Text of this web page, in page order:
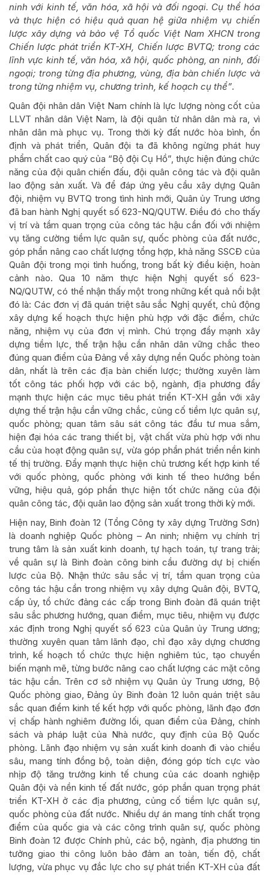
ninh với kinh tế, văn hóa, xã hội và đối ngoại. Cụ thể hóa
và thực hiện có hiệu quả quan hệ giữa nhiệm vụ chiến
lược xây dựng và bảo vệ Tổ quốc Việt Nam XHCN trong
Chiến lược phát triển KT-XH, Chiến lược BVTQ; trong các
lĩnh vực kinh tế, văn hóa, xã hội, quốc phòng, an ninh, đối
ngoại; trong từng địa phương, vùng, địa bàn chiến lược và
trong từng nhiệm vụ, chương trình, kế hoạch cụ thể”.
Quân đội nhân dân Việt Nam chính là lực lượng nòng cốt của
LLVT nhân dân Việt Nam, là đội quân từ nhân dân mà ra, vì
nhân dân mà phục vụ. Trong thời kỳ đất nước hòa bình, ổn
định và phát triển, Quân đội ta đã không ngừng phát huy
phẩm chất cao quý của “Bộ đội Cụ Hồ”, thực hiện đúng chức
năng của đội quân chiến đấu, đội quân công tác và đội quân
lao động sản xuất. Và để đáp ứng yêu cầu xây dựng Quân
đội, nhiệm vụ BVTQ trong tình hình mới, Quân ủy Trung ương
đã ban hành Nghị quyết số 623-NQ/QUTW. Điều đó cho thấy
vị trí và tầm quan trọng của công tác hậu cần đối với nhiệm
vụ tăng cường tiềm lực quân sự, quốc phòng của đất nước,
góp phần nâng cao chất lượng tổng hợp, khả năng SSCĐ của
Quân đội trong mọi tình huống, trong bất kỳ điều kiện, hoàn
cảnh nào. Qua 10 năm thực hiện Nghị quyết số 623-
NQ/QUTW, có thể nhận thấy một trong những kết quả nổi bật
đó là: Các đơn vị đã quán triệt sâu sắc Nghị quyết, chủ động
xây dựng kế hoạch thực hiện phù hợp với đặc điểm, chức
năng, nhiệm vụ của đơn vị mình. Chú trọng đẩy mạnh xây
dựng tiềm lực, thế trận hậu cần nhân dân vững chắc theo
đúng quan điểm của Đảng về xây dựng nền Quốc phòng toàn
dân, nhất là trên các địa bàn chiến lược; thường xuyên làm
tốt công tác phối hợp với các bộ, ngành, địa phương đẩy
mạnh thực hiện các mục tiêu phát triển KT-XH gắn với xây
dựng thế trận hậu cần vững chắc, củng cố tiềm lực quân sự,
quốc phòng; quan tâm sâu sát công tác đầu tư mua sắm,
hiện đại hóa các trang thiết bị, vật chất vừa phù hợp với nhu
cầu của hoạt động quân sự, vừa góp phần phát triển nền kinh
tế thị trường. Đẩy mạnh thực hiện chủ trương kết hợp kinh tế
với quốc phòng, quốc phòng với kinh tế theo hướng bền
vững, hiệu quả, góp phần thực hiện tốt chức năng của đội
quân công tác, đội quân lao động sản xuất trong thời kỳ mới.
Hiện nay, Binh đoàn 12 (Tổng Công ty xây dựng Trường Sơn)
là doanh nghiệp Quốc phòng – An ninh; nhiệm vụ chính trị
trung tâm là sản xuất kinh doanh, tự hạch toán, tự trang trải;
về quân sự là Binh đoàn công binh cầu đường dự bị chiến
lược của Bộ. Nhận thức sâu sắc vị trí, tầm quan trọng của
công tác hậu cần trong nhiệm vụ xây dựng Quân đội, BVTQ,
cấp ủy, tổ chức đảng các cấp trong Binh đoàn đã quán triệt
sâu sắc phương hướng, quan điểm, mục tiêu, nhiệm vụ được
xác định trong Nghị quyết số 623 của Quân ủy Trung ương;
thường xuyên quan tâm lãnh đạo, chỉ đạo xây dựng chương
trình, kế hoạch tổ chức thực hiện nghiêm túc, tạo chuyển
biến mạnh mẽ, từng bước nâng cao chất lượng các mặt công
tác hậu cần. Trên cơ sở nhiệm vụ Quân ủy Trung ương, Bộ
Quốc phòng giao, Đảng ủy Binh đoàn 12 luôn quán triệt sâu
sắc quan điểm kinh tế kết hợp với quốc phòng, lãnh đạo đơn
vị chấp hành nghiêm đường lối, quan điểm của Đảng, chính
sách và pháp luật của Nhà nước, quy định của Bộ Quốc
phòng. Lãnh đạo nhiệm vụ sản xuất kinh doanh đi vào chiều
sâu, mang tính đồng bộ, toàn diện, đóng góp tích cực vào
nhịp độ tăng trưởng kinh tế chung của các doanh nghiệp
Quân đội và nền kinh tế đất nước, góp phần quan trọng phát
triển KT-XH ở các địa phương, củng cố tiềm lực quân sự,
quốc phòng của đất nước. Nhiều dự án mang tính chất trọng
điểm của quốc gia và các công trình quân sự, quốc phòng
Binh đoàn 12 được Chính phủ, các bộ, ngành, địa phương tin
tưởng giao thi công luôn bảo đảm an toàn, tiến độ, chất
lượng, vừa phục vụ đắc lực cho sự phát triển KT-XH của đất